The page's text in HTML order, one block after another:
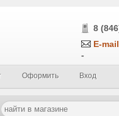
8
E-
-
Оформить Вход